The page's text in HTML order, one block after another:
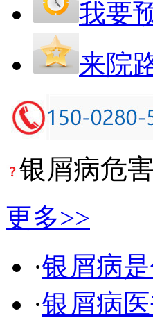
我要
来院
银屑病危害
更多>>
·银屑病
·银屑病